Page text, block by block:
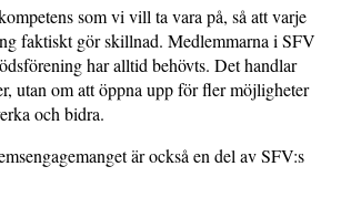
som vi vill ta vara på, så att varje
faktiskt gör skillnad. Medlemmarna i SFV
har alltid behövts. Det handlar
utan om att öppna upp för fler möjligheter
och bidra.
är också en del av SFV:s